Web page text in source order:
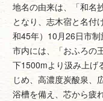
地名の由来は、「和名
となり、志木宿と名付
和45年）10月26日市制
市内には、「おふろの
下1500mより汲み上げ
じめ、高濃度炭酸泉、
浴槽を備え、芯から疲